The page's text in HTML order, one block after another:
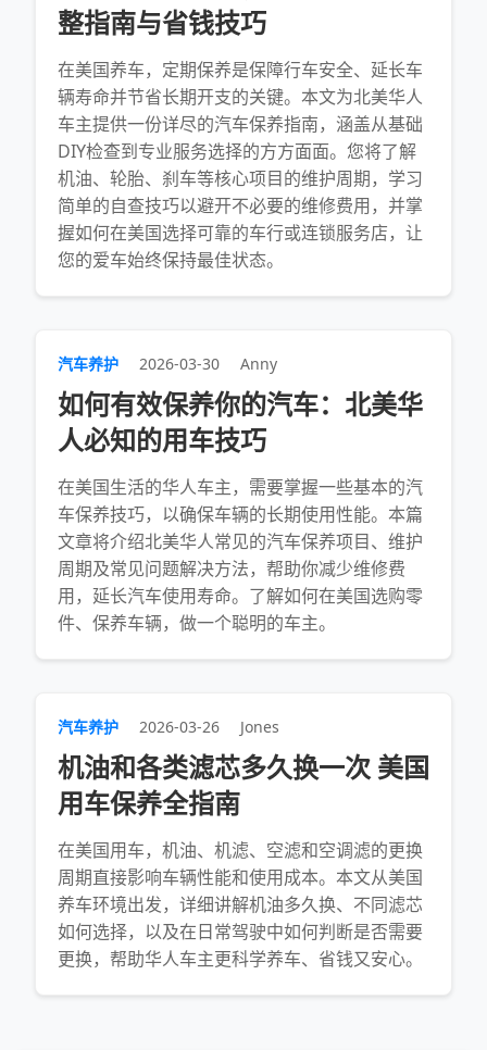
整指南与省钱技巧
在美国养车，定期保养是保障行车安全、延长车
辆寿命并节省长期开支的关键。本文为北美华人
车主提供一份详尽的汽车保养指南，涵盖从基础
DIY检查到专业服务选择的方方面面。您将了解
机油、轮胎、刹车等核心项目的维护周期，学习
简单的自查技巧以避开不必要的维修费用，并掌
握如何在美国选择可靠的车行或连锁服务店，让
您的爱车始终保持最佳状态。
汽车养护 2026-03-30 Anny
如何有效保养你的汽车：北美华
人必知的用车技巧
在美国生活的华人车主，需要掌握一些基本的汽
车保养技巧，以确保车辆的长期使用性能。本篇
文章将介绍北美华人常见的汽车保养项目、维护
周期及常见问题解决方法，帮助你减少维修费
用，延长汽车使用寿命。了解如何在美国选购零
件、保养车辆，做一个聪明的车主。
汽车养护 2026-03-26 Jones
机油和各类滤芯多久换一次 美国
用车保养全指南
在美国用车，机油、机滤、空滤和空调滤的更换
周期直接影响车辆性能和使用成本。本文从美国
养车环境出发，详细讲解机油多久换、不同滤芯
如何选择，以及在日常驾驶中如何判断是否需要
更换，帮助华人车主更科学养车、省钱又安心。